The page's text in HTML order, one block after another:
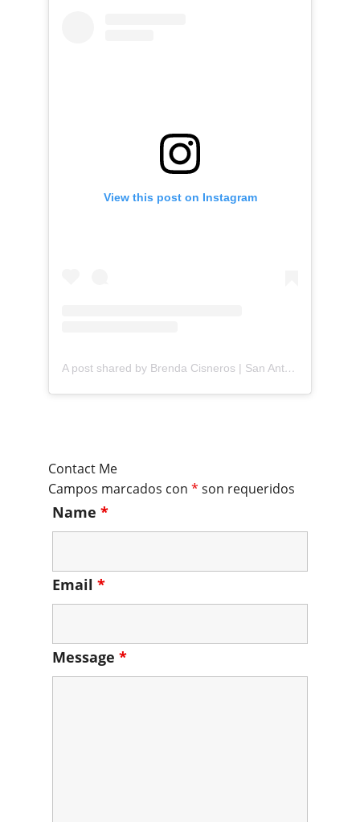
View this post on Instagram
A post shared by Brenda Cisneros | San Antonio Content Creator (@mejorandomihogar)
Contact Me
Campos marcados con * son requeridos
Name *
Email *
Message *